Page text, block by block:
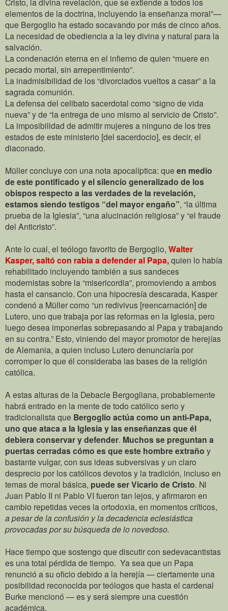
Cristo, la divina revelación, que se extiende a todos los
elementos de la doctrina, incluyendo la enseñanza moral”—
que Bergoglio ha estado socavando por más de cinco años.
La necesidad de obediencia a la ley divina y natural para la
salvación.
La condenación eterna en el infierno de quien “muere en
pecado mortal, sin arrepentimiento”.
La inadmisibilidad de los “divorciados vueltos a casar” a la
sagrada comunión.
La defensa del celibato sacerdotal como “signo de vida
nueva” y de “la entrega de uno mismo al servicio de Cristo”.
La imposibilidad de admitir mujeres a ninguno de los tres
estados de este ministerio [del sacerdocio], es decir, el
diaconado.
Müller concluye con una nota apocalíptica: que en medio
de este pontificado y el silencio generalizado de los
obispos respecto a las verdades de la revelación,
estamos siendo testigos “del mayor engaño”, “la última
prueba de la Iglesia”, “una alucinación religiosa” y “el fraude
del Anticristo”.
Ante lo cual, el teólogo favorito de Bergoglio, Walter
Kasper, saltó con rabia a defender al Papa,quien lo había
rehabilitado incluyendo también a sus sandeces
modernistas sobre la “misericordia”, promoviendo a ambos
hasta el cansancio. Con una hipocresía descarada, Kasper
condenó a Müller como “un redivivus [reencarnación] de
Lutero, uno que trabaja por las reformas en la Iglesia, pero
luego desea imponerlas sobrepasando al Papa y trabajando
en su contra.” Esto, viniendo del mayor promotor de herejías
de Alemania, a quien incluso Lutero denunciaría por
corromper lo que él consideraba las bases de la religión
católica.
A estas alturas de la Debacle Bergogliana, probablemente
habrá entrado en la mente de todo católico serio y
tradicionalista que Bergoglio actúa como un anti-Papa,
uno que ataca a la Iglesia y las enseñanzas que él
debiera conservar y defender. Muchos se preguntan a
puertas cerradas cómo es que este hombre extraño y
bastante vulgar, con sus ideas subversivas y un claro
desprecio por los católicos devotos y la tradición, incluso en
temas de moral básica, puede ser Vicario de Cristo. Ni
Juan Pablo II ni Pablo VI fueron tan lejos, y afirmaron en
cambio repetidas veces la ortodoxia, en momentos críticos,
a pesar de la confusión y la decadencia eclesiástica
provocadas por su búsqueda de lo novedoso.
Hace tiempo que sostengo que discutir con sedevacantistas
es una total pérdida de tiempo. Ya sea que un Papa
renunció a su oficio debido a la herejía — ciertamente una
posibilidad reconocida por teólogos que hasta el cardenal
Burke mencionó — es y será siempre una cuestión
académica.